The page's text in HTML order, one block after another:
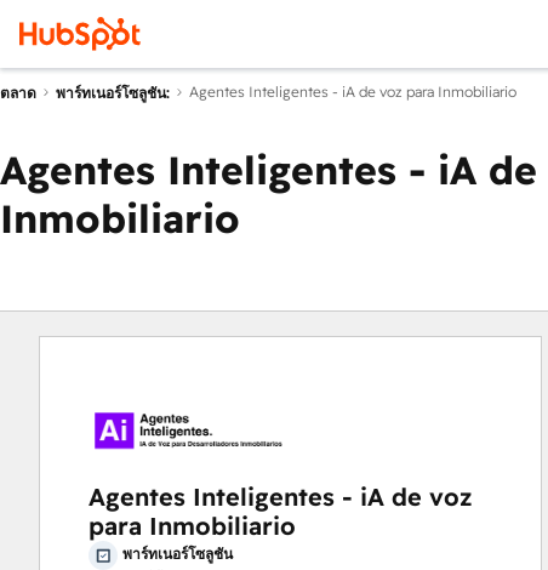
ตลาด พาร์ทเนอร์โซลูชัน: Agentes Inteligentes - iA de voz para Inmobiliario
Agentes Inteligentes - iA
Inmobiliario
Agentes Inteligentes - iA de voz
para Inmobiliario
พาร์ทเนอร์โซลูชัน